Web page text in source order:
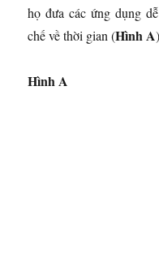
họ đưa các ứng dụng
chế về thời gian (Hình A
Hình A